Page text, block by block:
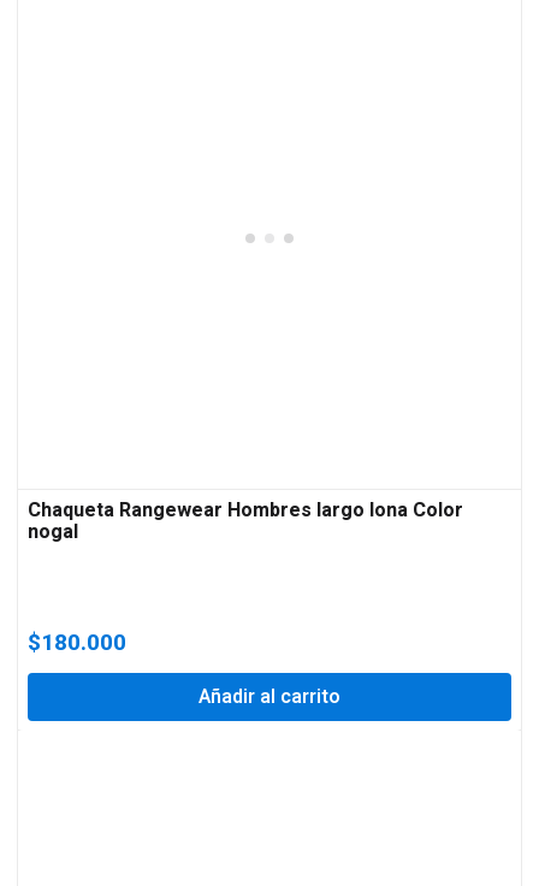
Chaqueta Rangewear Hombres largo lona Color
nogal
$180.000
Añadir al carrito